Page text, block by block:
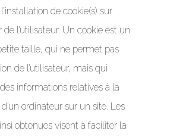
de cookie(s) sur
de l’utilisateur. Un cookie est un
taille, qui ne permet pas
de l’utilisateur, mais qui
informations relatives à la
ordinateur sur un site. Les
obtenues visent à faciliter la